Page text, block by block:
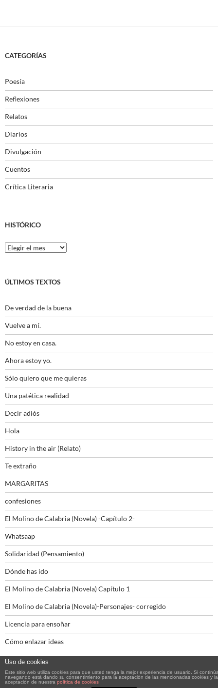
CATEGORÍAS
Poesía
Reflexiones
Relatos
Diarios
Divulgación
Cuentos
Crítica Literaria
HISTÓRICO
Histórico
ÚLTIMOS TEXTOS
De verdad de la buena
Vuelve a mí.
No estoy en casa.
Ahora estoy yo.
Sólo quiero que me quieras
Una patética realidad
Decir adiós
Hola
History in the air (Relato)
Te extraño
MARGARITAS
confesiones
El Molino de Calabria (Novela) -Capítulo 2-
Whatsaap
Solidaridad (Pensamiento)
Dónde has ido
El Molino de Calabria (Novela) Capítulo 1
El Molino de Calabria (Novela)-Personajes- corregido
Licencia para ensoñar
Cómo enlazar ideas
Funciona gracias a WordPress
Uso de cookies
Este sitio web utiliza cookies para que usted tenga la mejor experiencia de usuario. Si
navegando está dando su consentimiento para la aceptación de las mencionadas cookies y la
aceptación de nuestra política de cookies